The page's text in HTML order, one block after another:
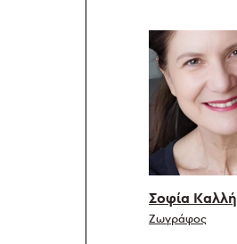
Σοφία Καλλή
Ζωγράφος